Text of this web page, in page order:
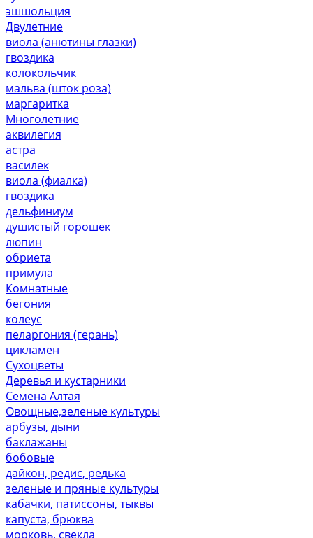
эшшольция
Двулетние
виола (анютины глазки)
гвоздика
колокольчик
мальва (шток роза)
маргаритка
Многолетние
аквилегия
астра
василек
виола (фиалка)
гвоздика
дельфиниум
душистый горошек
люпин
обриета
примула
Комнатные
бегония
колеус
пеларгония (герань)
цикламен
Сухоцветы
Деревья и кустарники
Семена Алтая
Овощные,зеленые культуры
арбузы, дыни
баклажаны
бобовые
дайкон, редис, редька
зеленые и пряные культуры
кабачки, патиссоны, тыквы
капуста, брюква
морковь, свекла